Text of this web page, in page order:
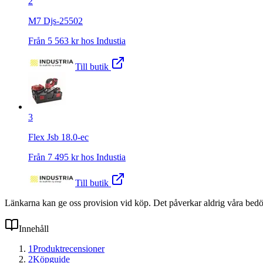
M7 Djs-25502
Från 5 563 kr hos Industia
Till butik
3
Flex Jsb 18.0-ec
Från 7 495 kr hos Industia
Till butik
Länkarna kan ge oss provision vid köp. Det påverkar aldrig våra
Innehåll
1Produktrecensioner
2Köpguide